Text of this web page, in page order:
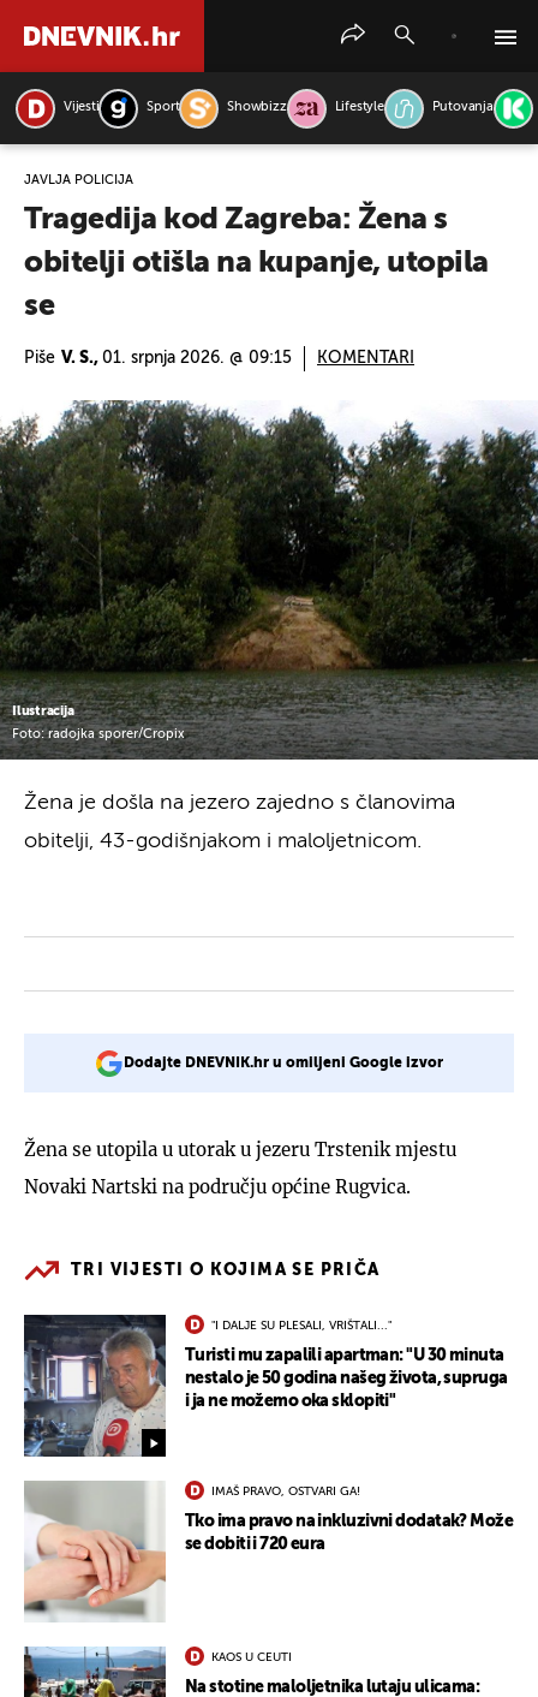
Vijesti Sport Showbizz Lifestyle Putovanja
JAVLJA POLICIJA
Tragedija kod Zagreba: Žena s
obitelji otišla na kupanje, utopila
se
Piše V. S., 01. srpnja 2026. @ 09:15 KOMENTARI
Ilustracija
Foto: radojka sporer/Cropix
Žena je došla na jezero zajedno s članovima
obitelji, 43-godišnjakom i maloljetnicom.
Dodajte DNEVNIK.hr u omiljeni Google izvor
Žena se utopila u utorak u jezeru Trstenik mjestu
Novaki Nartski na području općine Rugvica.
TRI VIJESTI O KOJIMA SE PRIČA
"I DALJE SU PLESALI, VRIŠTALI..."
Turisti mu zapalili apartman: "U 30 minuta
nestalo je 50 godina našeg života, supruga
i ja ne možemo oka sklopiti"
IMAŠ PRAVO, OSTVARI GA!
Tko ima pravo na inkluzivni dodatak? Može
se dobiti i 720 eura
KAOS U CEUTI
Na stotine maloljetnika lutaju ulicama:
PRETRAŽITE VIJESTI